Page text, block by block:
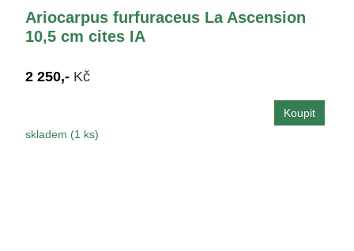
Ariocarpus furfuraceus La Ascension
10,5 cm cites IA
2 250,- Kč
skladem (1 ks)